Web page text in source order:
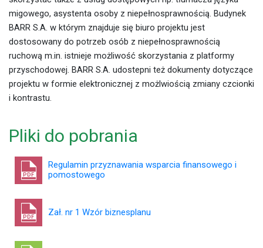
migowego, asystenta osoby z niepełnosprawnością. Budynek
BARR S.A. w którym znajduje się biuro projektu jest
dostosowany do potrzeb osób z niepełnosprawnością
ruchową m.in. istnieje możliwość skorzystania z platformy
przyschodowej. BARR S.A. udostepni też dokumenty dotyczące
projektu w formie elektronicznej z możlwiością zmiany czcionki
i kontrastu.
Pliki do pobrania
PDF
Regulamin przyznawania wsparcia finansowego i
pomostowego
PDF Zał. nr 1 Wzór biznesplanu